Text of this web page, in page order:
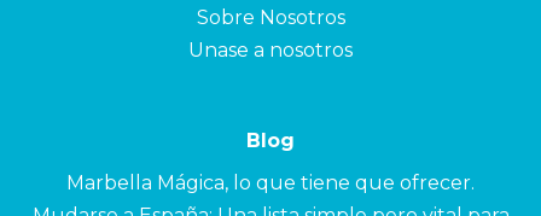
Sobre Nosotros
Unase a nosotros
Blog
Marbella Mágica, lo que tiene que ofrecer.